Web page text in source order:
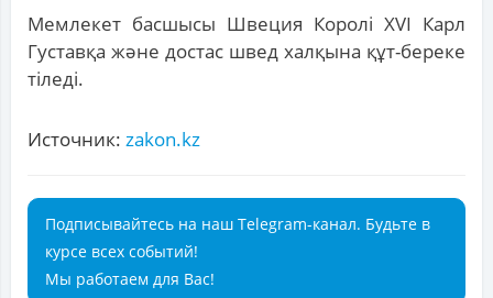
Мемлекет басшысы Швеция Королі XVI Карл
Густавқа және достас швед халқына құт-береке
тіледі.
Источник: zakon.kz
Подписывайтесь на наш Telegram-канал. Будьте в
курсе всех событий!
Мы работаем для Вас!